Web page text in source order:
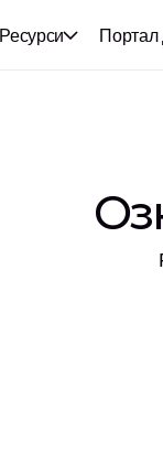
Ресурси Портал